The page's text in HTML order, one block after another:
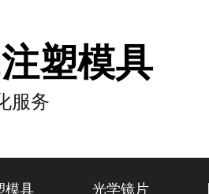
塑模具
服务
模具 光学镜片